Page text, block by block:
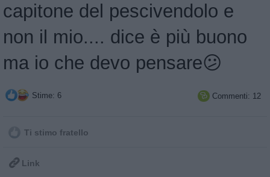
capitone del pescivendolo e
non il mio.... dice è più buono
ma io che devo pensare😕
Stime: 6  Commenti: 12
Ti stimo fratello
 Link